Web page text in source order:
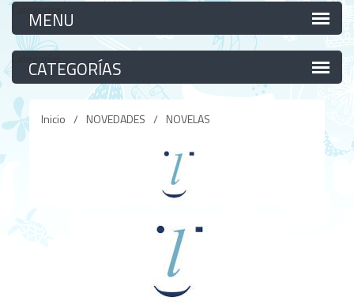
Categorías
Categorías
Inicio / NOVEDADES / NOVELAS